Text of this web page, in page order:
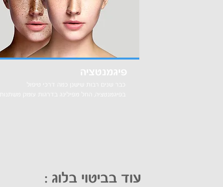
פיגמנטציה
כבר שנים רבות שישנן כמה דרכי טיפול
בפיגמנטציה, החל מפילינג בדרגות עומק משתנות
עוד בביטוי בלוג :